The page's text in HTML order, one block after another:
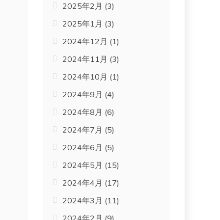
2025年2月 (3)
2025年1月 (3)
2024年12月 (1)
2024年11月 (3)
2024年10月 (1)
2024年9月 (4)
2024年8月 (6)
2024年7月 (5)
2024年6月 (5)
2024年5月 (15)
2024年4月 (17)
2024年3月 (11)
2024年2月 (9)